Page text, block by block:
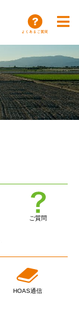
ご質問
HOAS通信